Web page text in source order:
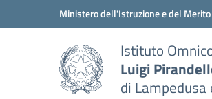
Vai ai contenuti
Vai al menu di navigazioneMinistero dell'Istruzione e del Merito
Istituto
Luigi
di Lampedusa